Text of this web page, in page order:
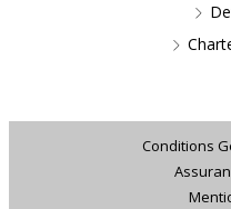
Conditions